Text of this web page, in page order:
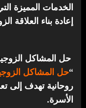
الخدمات المميزة
إعادة بناء العلاقة
حل المشاكل
“حل المشاكل
روحانية تهدف إلى
الأسرة.